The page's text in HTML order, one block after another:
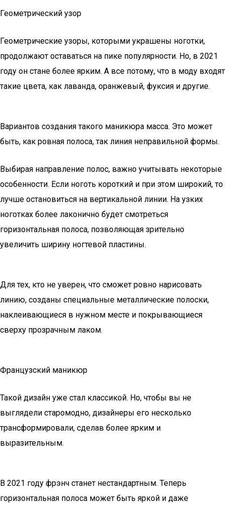
Геометрический узор
Геометрические узоры, которыми украшены ноготки,
продолжают оставаться на пике популярности. Но, в 2021
году он стане более ярким. А все потому, что в моду входят
такие цвета, как лаванда, оранжевый, фуксия и другие.
Вариантов создания такого маникюра масса. Это может
быть, как ровная полоса, так линия неправильной формы.
Выбирая направление полос, важно учитывать некоторые
особенности. Если ноготь короткий и при этом широкий, то
лучше остановиться на вертикальной линии. На узких
ноготках более лаконично будет смотреться
горизонтальная полоса, позволяющая зрительно
увеличить ширину ногтевой пластины.
Для тех, кто не уверен, что сможет ровно нарисовать
линию, созданы специальные металлические полоски,
наклеивающиеся в нужном месте и покрывающиеся
сверху прозрачным лаком.
Французский маникюр
Такой дизайн уже стал классикой. Но, чтобы вы не
выглядели старомодно, дизайнеры его несколько
трансформировали, сделав более ярким и
выразительным.
В 2021 году фрэнч станет нестандартным. Теперь
горизонтальная полоса может быть яркой и даже